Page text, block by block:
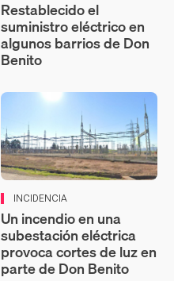
Restablecido el
suministro eléctrico en
algunos barrios de Don
Benito
INCIDENCIA
Un incendio en una
subestación eléctrica
provoca cortes de luz en
parte de Don Benito